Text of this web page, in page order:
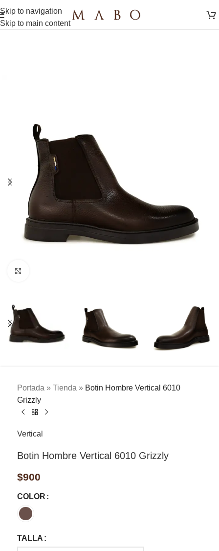
Skip to navigation
Skip to main content
Portada » Tienda » Botin Hombre Vertical 6010
Grizzly
Vertical
Botin Hombre Vertical 6010 Grizzly
$900
COLOR
TALLA